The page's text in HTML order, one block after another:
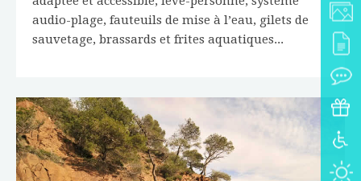
audio-plage, fauteuils de mise à l’eau, gilets de
sauvetage, brassards et frites aquatiques...